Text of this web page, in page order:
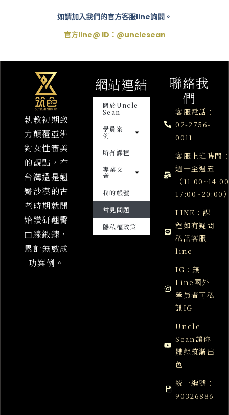
如請加入我們的官方客服line詢問。
官方line@ ID：@unclesean
執教初期致
力顛覆亞洲
對女性審美
的觀點，在
台灣還是翹
臀沙漠的古
老時期就開
始鑽研翹臀
曲線鍛鍊，
累計無數成
功案例。
網站連結
關於Uncle
Sean
學員案
例
所有課程
專業文
章
我的帳號
常見問題
隱私權政策
聯絡我
們
客服電話：
02-2756-
0011
客服上班時間
週一至週五
（
17:00~20:00
LINE：課
程如有疑問
私訊客服
line
IG：無
Line國外
學員者可私
訊IG
Uncle
Sean讓你
體態筑漸出
色
統一編號：
90326886